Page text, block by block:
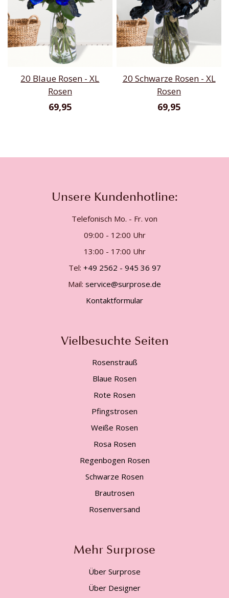
20 Blaue Rosen - XL
Rosen
69,95
20 Schwarze Rosen - XL
Rosen
69,95
Unsere Kundenhotline:
Telefonisch Mo. - Fr. von
09:00 - 12:00 Uhr
13:00 - 17:00 Uhr
Tel: +49 2562 - 945 36 97
Mail: service@surprose.de
Kontaktformular
Vielbesuchte Seiten
Rosenstrauß
Blaue Rosen
Rote Rosen
Pfingstrosen
Weiße Rosen
Rosa Rosen
Regenbogen Rosen
Schwarze Rosen
Brautrosen
Rosenversand
Mehr Surprose
Über Surprose
Über Designer